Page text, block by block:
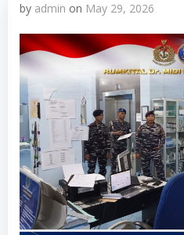
by admin on May 29, 2026